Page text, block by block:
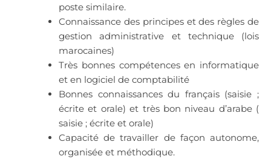
poste similaire.
Connaissance des principes et des règles de
gestion administrative et technique (lois
marocaines)
Très bonnes compétences en informatique
et en logiciel de comptabilité
Bonnes connaissances du français (saisie ;
écrite et orale) et très bon niveau d’arabe (
saisie ; écrite et orale)
Capacité de travailler de façon autonome,
organisée et méthodique.